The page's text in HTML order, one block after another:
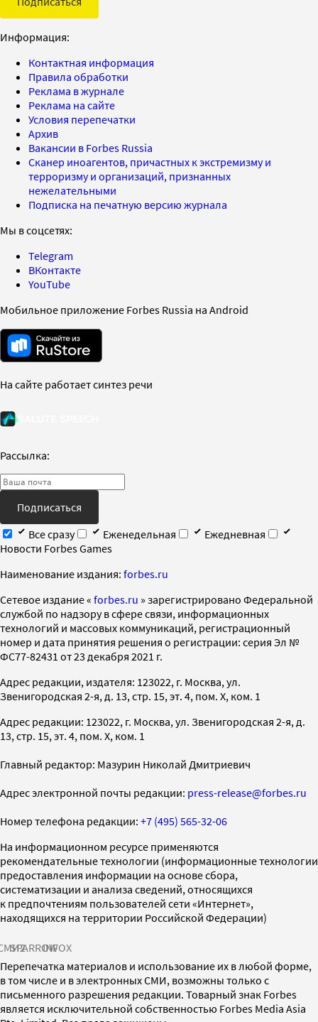
Информация:
Контактная информация
Правила обработки
Реклама в журнале
Реклама на сайте
Условия перепечатки
Архив
Вакансии в Forbes Russia
Сканер иноагентов, причастных к экстремизму и
терроризму и организаций, признанных
нежелательными
Подписка на печатную версию журнала
Мы в соцсетях:
Telegram
ВКонтакте
YouTube
Мобильное приложение Forbes Russia на Android
На сайте работает синтез речи
Рассылка:
Подписаться
Все сразу
Еженедельная
Ежедневная
Новости Forbes Games
Наименование издания: forbes.ru
Cетевое издание « forbes.ru » зарегистрировано Федеральной
службой по надзору в сфере связи, информационных
технологий и массовых коммуникаций, регистрационный
номер и дата принятия решения о регистрации: серия Эл №
ФС77-82431 от 23 декабря 2021 г.
Адрес редакции, издателя: 123022, г. Москва, ул.
Звенигородская 2-я, д. 13, стр. 15, эт. 4, пом. X, ком. 1
Адрес редакции: 123022, г. Москва, ул. Звенигородская 2-я, д.
13, стр. 15, эт. 4, пом. X, ком. 1
Главный редактор: Мазурин Николай Дмитриевич
Адрес электронной почты редакции: press-release@forbes.ru
Номер телефона редакции: +7 (495) 565-32-06
На информационном ресурсе применяются
рекомендательные технологии (информационные технологии
предоставления информации на основе сбора,
систематизации и анализа сведений, относящихся
к предпочтениям пользователей сети «Интернет»,
находящихся на территории Российской Федерации)
SPARROWINFOX
Перепечатка материалов и использование их в любой форме,
в том числе и в электронных СМИ, возможны только с
письменного разрешения редакции. Товарный знак Forbes
является исключительной собственностью Forbes Media Asia